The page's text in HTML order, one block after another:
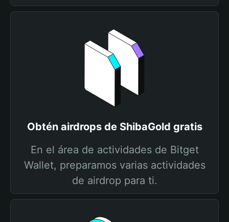
Obtén airdrops de ShibaGold gratis
En el área de actividades de Bitget
Wallet, preparamos varias actividades
de airdrop para ti.